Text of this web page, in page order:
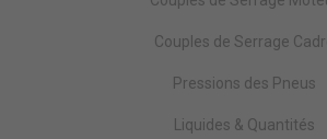
Couples de Serrage
Pressions des Pneus
Liquides & Quantités